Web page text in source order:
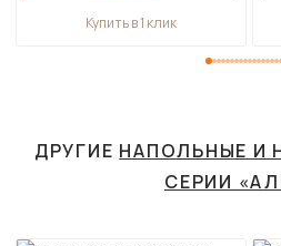
Купить в 1 клик
ДРУГИЕ НАПОЛЬНЫЕ И
СЕРИИ